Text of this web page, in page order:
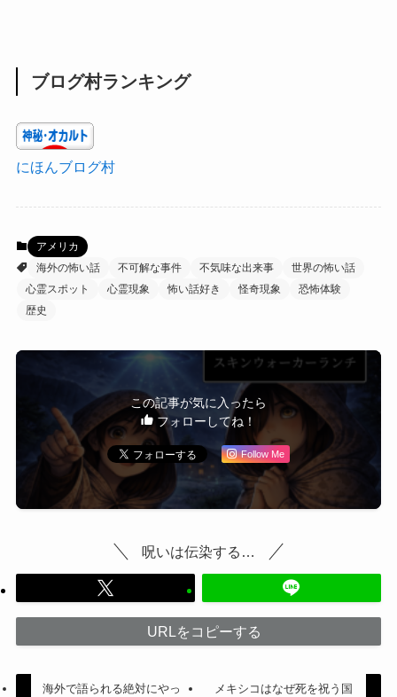
ブログ村ランキング
にほんブログ村
アメリカ
海外の怖い話
不可解な事件 不気味な出来事
世界の怖い話
心霊スポット
心霊現象 怖い話好き 怪奇現象
恐怖体験
歴史
この記事が気に入ったら
フォローしてね！
Follow Me
呪いは伝染する…
URLをコピーする
海外で語られる絶対にやっ
メキシコはなぜ死を祝う国